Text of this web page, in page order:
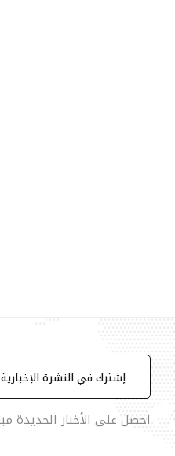
إشترك في النشرة الإخبارية
احصل على الأخبار الجديدة